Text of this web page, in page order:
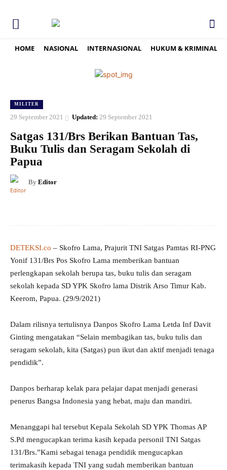
HOME NASIONAL INTERNASIONAL HUKUM & KRIMINAL
MILITER
29 September 2021 Updated: 29 September 2021
Satgas 131/Brs Berikan Bantuan Tas,
Buku Tulis dan Seragam Sekolah di
Papua
By Editor
DETEKSI.co – Skofro Lama, Prajurit TNI Satgas Pamtas RI-PNG
Yonif 131/Brs Pos Skofro Lama memberikan bantuan
perlengkapan sekolah berupa tas, buku tulis dan seragam
sekolah kepada SD YPK Skofro lama Distrik Arso Timur Kab.
Keerom, Papua. (29/9/2021)
Dalam rilisnya tertulisnya Danpos Skofro Lama Letda Inf Davit
Ginting mengatakan “Selain membagikan tas, buku tulis dan
seragam sekolah, kita (Satgas) pun ikut dan aktif menjadi tenaga
pendidik”.
Danpos berharap kelak para pelajar dapat menjadi generasi
penerus Bangsa Indonesia yang hebat, maju dan mandiri.
Menanggapi hal tersebut Kepala Sekolah SD YPK Thomas AP
S.Pd mengucapkan terima kasih kepada personil TNI Satgas
131/Brs.”Kami sebagai tenaga pendidik mengucapkan
terimakasih kepada TNI yang sudah memberikan bantuan